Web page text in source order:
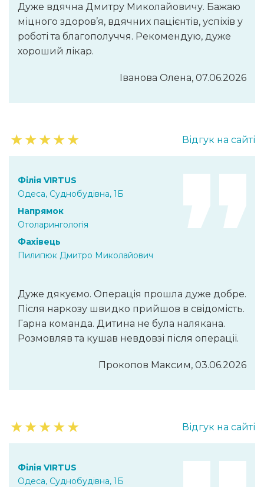
Дуже вдячна Дмитру Миколайовичу. Бажаю
міцного здоров’я, вдячних пацієнтів, успіхів у
роботі та благополуччя. Рекомендую, дуже
хороший лікар.
Іванова Олена, 07.06.2026
★★★★★ Відгук на сайті
Філія VIRTUS
Одеса, Суднобудівна, 1Б
Напрямок
Отоларингологія
Фахівець
Пилипюк Дмитро Миколайович
Дуже дякуємо. Операція прошла дуже добре.
Після наркозу швидко прийшов в свідомість.
Гарна команда. Дитина не була налякана.
Розмовляв та кушав невдовзі після операціі.
Прокопов Максим, 03.06.2026
★★★★★ Відгук на сайті
Філія VIRTUS
Одеса, Суднобудівна, 1Б